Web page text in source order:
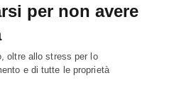
per non avere
oltre allo stress per lo
e di tutte le proprietà